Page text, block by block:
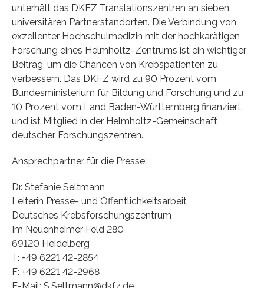
unterhält das DKFZ Translationszentren an sieben
universitären Partnerstandorten. Die Verbindung von
exzellenter Hochschulmedizin mit der hochkarätigen
Forschung eines Helmholtz-Zentrums ist ein wichtiger
Beitrag, um die Chancen von Krebspatienten zu
verbessern. Das DKFZ wird zu 90 Prozent vom
Bundesministerium für Bildung und Forschung und zu
10 Prozent vom Land Baden-Württemberg finanziert
und ist Mitglied in der Helmholtz-Gemeinschaft
deutscher Forschungszentren.
Ansprechpartner für die Presse:
Dr. Stefanie Seltmann
Leiterin Presse- und Öffentlichkeitsarbeit
Deutsches Krebsforschungszentrum
Im Neuenheimer Feld 280
69120 Heidelberg
T: +49 6221 42-2854
F: +49 6221 42-2968
E-Mail: S.Seltmann@dkfz.de